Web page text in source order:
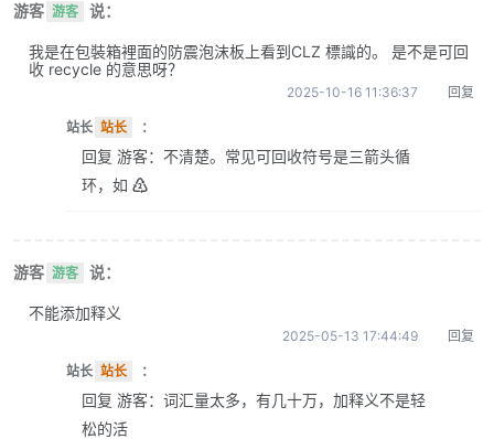
游客 游客 说：
我是在包裝箱裡面的防震泡沫板上看到CLZ 標識的。 是不是可回
收 recycle 的意思呀？
2025-10-16 11:36:37 回复
站长 站长 ：
回复 游客：不清楚。常见可回收符号是三箭头循
环，如 ♴
游客 游客 说：
不能添加释义
2025-05-13 17:44:49 回复
站长 站长 ：
回复 游客：词汇量太多，有几十万，加释义不是轻
松的活